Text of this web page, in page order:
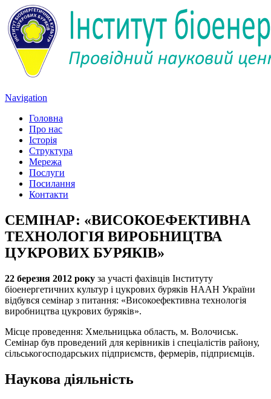
Navigation
Головна
Про нас
Історія
Структура
Мережа
Послуги
Посилання
Контакти
СЕМІНАР: «ВИСОКОЕФЕКТИВНА
ТЕХНОЛОГІЯ ВИРОБНИЦТВА
ЦУКРОВИХ БУРЯКІВ»
22 березня 2012 року за участі фахівців Інституту
біоенергетичних культур і цукрових буряків НААН України
відбувся семінар з питання: «Високоефективна технологія
виробництва цукрових буряків».
Місце проведення: Хмельницька область, м. Волочиськ.
Семінар був проведений для керівників і спеціалістів району,
сільськогосподарських підприємств, фермерів, підприємців.
Наукова діяльність